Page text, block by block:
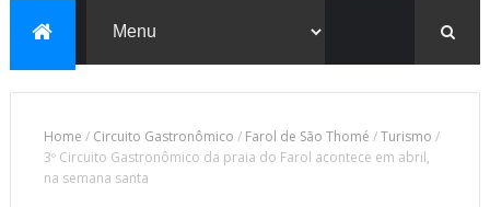
Home / Circuito Gastronômico / Farol de São Thomé /Turismo /
3º Circuito Gastronômico da praia do Farol acontece em abril,
na semana santa